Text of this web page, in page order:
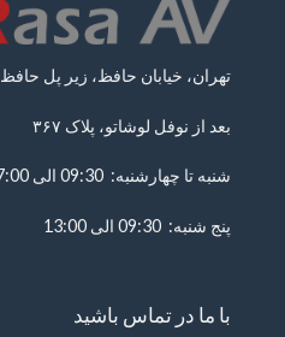
تهران، خیابان حافظ، زیر پل حافظ
بعد از نوفل لوشاتو، پلاک ۳۶۷
شنبه تا چهارشنبه: 09:30 الی 17:00
پنج شنبه: 09:30 الی 13:00
با ما در تماس باشید